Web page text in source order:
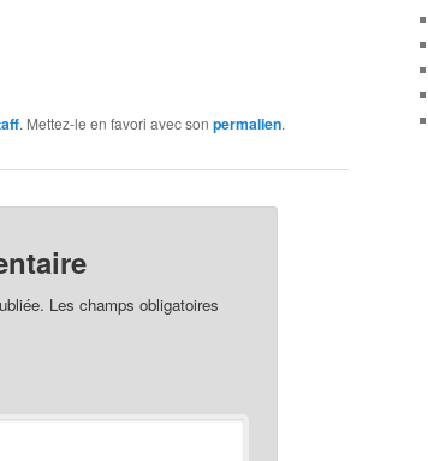
. Mettez-le en favori avec son permalien.
Les champs obligatoires